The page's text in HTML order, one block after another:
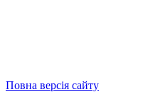
Повна версія сайту